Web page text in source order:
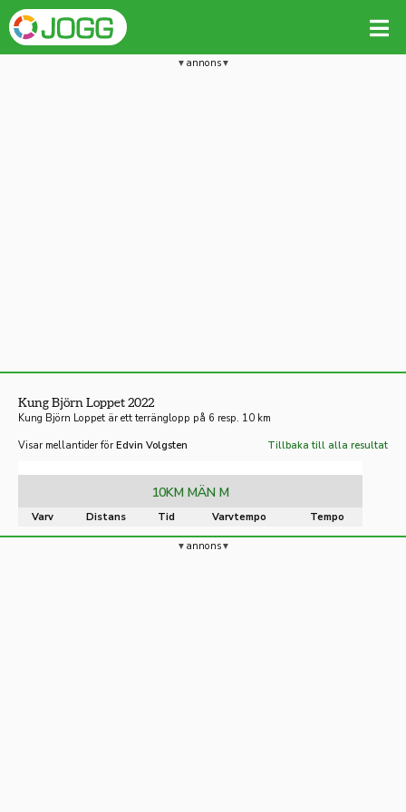
annons
Kung Björn Loppet 2022
Kung Björn Loppet är ett terränglopp på 6 resp. 10 km
Visar mellantider för Edvin Volgsten Tillbaka till alla resultat
10KM MÄN M
Varv Distans Tid Varvtempo Tempo
annons